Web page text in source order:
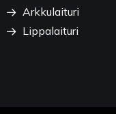
Arkkulaituri
Lippalaituri